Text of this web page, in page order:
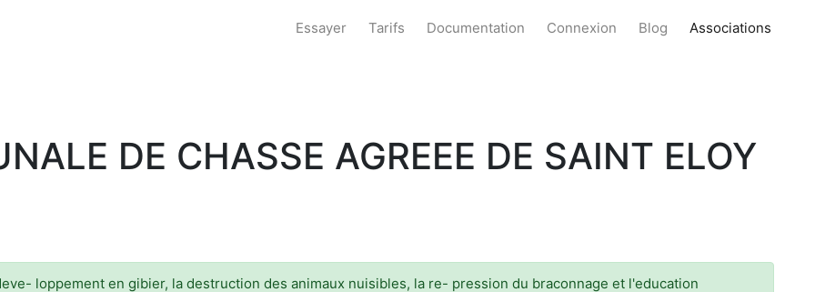
Essayer Tarifs Documentation Connexion Blog Associations
DE CHASSE AGREEE DE SAINT ELOY
loppement en gibier, la destruction des animaux nuisibles, la re- pression du braconnage et l'education